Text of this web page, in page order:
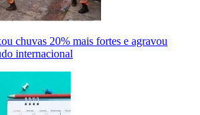
chuvas 20% mais fortes e agravou
internacional